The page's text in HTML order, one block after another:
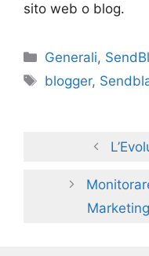
sito web o blog.
Categories
Generali,
Tags
blogger,